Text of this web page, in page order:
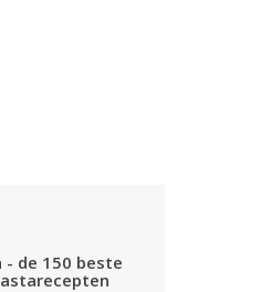
- de 150 beste